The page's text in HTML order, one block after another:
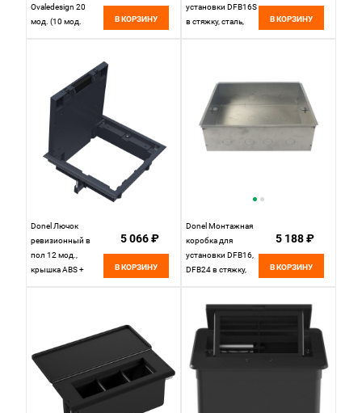
Ovaledesign 20
мод. (10 мод.
В КОРЗИНУ
установки DFB16S
в стяжку, сталь,
В КОРЗИНУ
Donel Лючок
ревизионный в
пол 12 мод.,
крышка ABS +
5 066 ₽
В КОРЗИНУ
Donel Монтажная
коробка для
установки DFB16,
DFB24 в стяжку,
5 188 ₽
В КОРЗИНУ